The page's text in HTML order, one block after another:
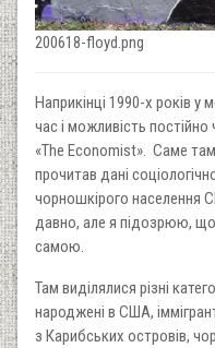
200618-floyd.png
Наприкінці 1990-х років у
час і можливість
«The Economist». Саме
прочитав дані
чорношкірого населення
давно, але я підозрюю,
самою.
Там виділялися різні
народжені в США,
з Карибських островів,